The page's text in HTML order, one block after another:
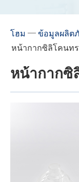
โฮม ─ข้อมูลผลิ
หน้ากากซิลิโคนท
หน้ากากซิ